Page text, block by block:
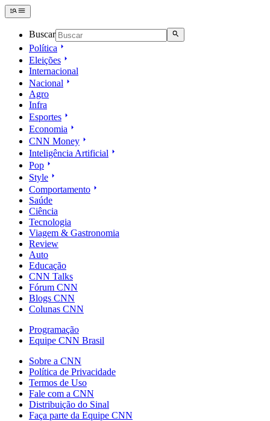
Buscar
Política
Eleições
Internacional
Nacional
Agro
Infra
Esportes
Economia
CNN Money
Inteligência Artificial
Pop
Style
Comportamento
Saúde
Ciência
Tecnologia
Viagem & Gastronomia
Review
Auto
Educação
CNN Talks
Fórum CNN
Blogs CNN
Colunas CNN
Programação
Equipe CNN Brasil
Sobre a CNN
Política de Privacidade
Termos de Uso
Fale com a CNN
Distribuição do Sinal
Faça parte da Equipe CNN